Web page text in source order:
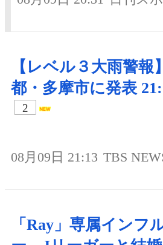
【レベル３大雨警報
都・多摩市に発表
2
08月09日 21:13 TBS
「Ray」専属インフ